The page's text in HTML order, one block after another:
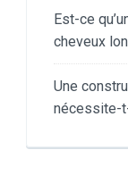
Est-ce
cheveux
Une
nécessite-